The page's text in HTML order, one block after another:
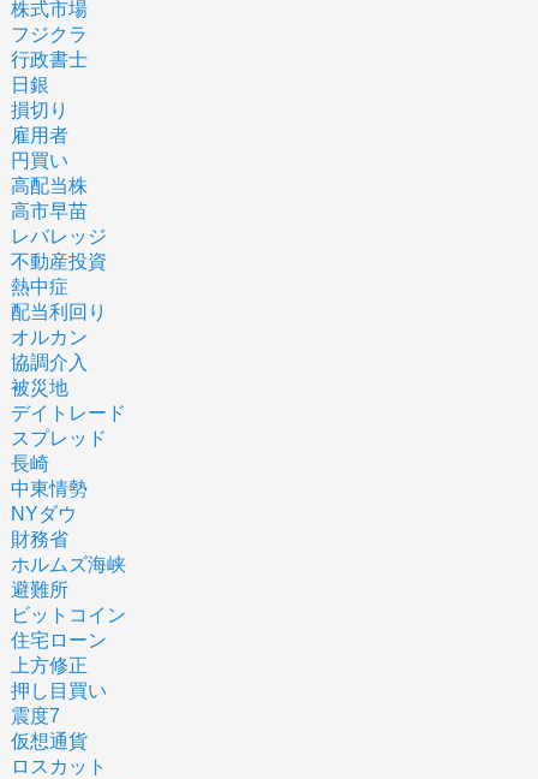
株式市場
フジクラ
行政書士
日銀
損切り
雇用者
円買い
高配当株
高市早苗
レバレッジ
不動産投資
熱中症
配当利回り
オルカン
協調介入
被災地
デイトレード
スプレッド
長崎
中東情勢
NYダウ
財務省
ホルムズ海峡
避難所
ビットコイン
住宅ローン
上方修正
押し目買い
震度7
仮想通貨
ロスカット